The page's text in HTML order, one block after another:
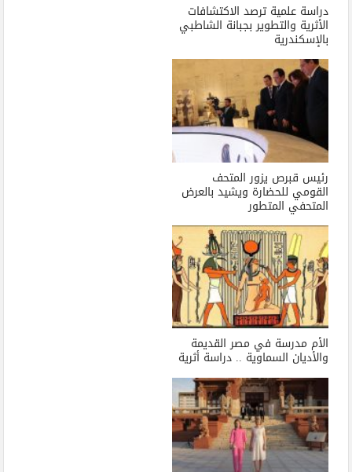
دراسة علمية ترصد الاكتشافات
الأثرية والتطوير بجبانة الشاطبي
بالإسكندرية
رئيس قبرص يزور المتحف
القومي للحضارة ويشيد بالعرض
المتحفي المتطور
الأم مدرسة في مصر القديمة
والأديان السماوية .. دراسة أثرية